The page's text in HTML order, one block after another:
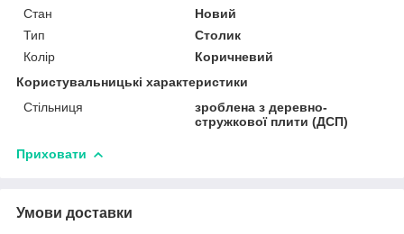
Стан
Новий
Тип
Столик
Колір
Коричневий
Користувальницькі характеристики
Стільниця
зроблена з деревно-
стружкової плити (ДСП)
Приховати
Умови доставки